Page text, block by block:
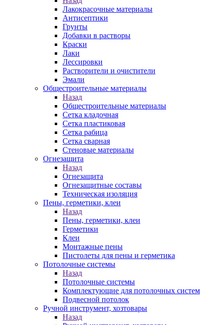
Лакокрасочные материалы
Антисептики
Грунты
Добавки в растворы
Краски
Лаки
Лессировки
Растворители и очистители
Эмали
Общестроительные материалы
Назад
Общестроительные материалы
Сетка кладочная
Сетка пластиковая
Сетка рабица
Сетка сварная
Стеновые материалы
Огнезащита
Назад
Огнезащита
Огнезащитные составы
Техническая изоляция
Пены, герметики, клеи
Назад
Пены, герметики, клеи
Герметики
Клеи
Монтажные пены
Пистолеты для пены и герметика
Потолочные системы
Назад
Потолочные системы
Комплектующие для потолочных систем
Подвесной потолок
Ручной инструмент, хозтовары
Назад